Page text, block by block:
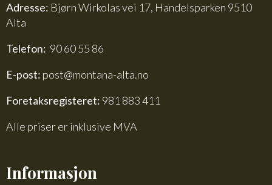
Adresse: Bjørn Wirkolas vei 17, Handelsparken 9510
Alta
Telefon: 90 60 55 86
E-post: post@montana-alta.no
Foretaksregisteret: 981 883 411
Alle priser er inklusive MVA
Informasjon